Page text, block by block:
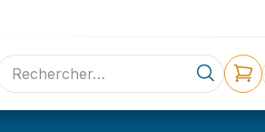
Contact